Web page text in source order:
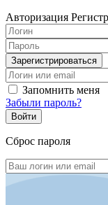
Авторизация
Запомнить меня
Забыли пароль?
Сброс пароля